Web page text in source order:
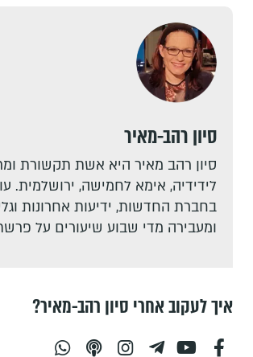
סיון רהב-מאיר
סיון רהב מאיר היא אשת תקשורת
לידידיה, אימא לחמישה, ירושלמית.
בחברת החדשות, ידיעות אחרונות
ומעבירה מדי שבוע שיעורים על
איך לעקוב אחרי סיון רהב-מאיר?